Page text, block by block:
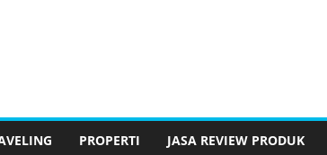
PROPERTI JASA REVIEW PRODUK